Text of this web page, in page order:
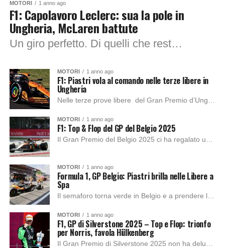
MOTORI 1 anno ago
F1: Capolavoro Leclerc: sua la pole in
Ungheria, McLaren battute
Un giro perfetto. Di quelli che restano. Charles Leclerc accende il sabato del Gran Premio d’Ungheria e con una magia sul giro secco si prende la...
MOTORI 1 anno ago
F1: Piastri vola al comando nelle terze libere in
Ungheria
MOTORI 1 anno ago
F1: Top & Flop del GP del Belgio 2025
MOTORI 1 anno ago
Formula 1, GP Belgio: Piastri brilla nelle Libere a
Spa
MOTORI 1 anno ago
F1, GP di Silverstone 2025 – Top e Flop: trionfo
per Norris, favola Hülkenberg